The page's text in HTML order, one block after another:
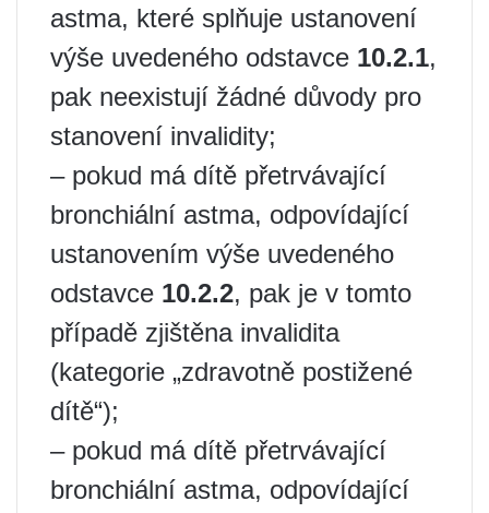
astma, které splňuje ustanovení
výše uvedeného odstavce 10.2.1,
pak neexistují žádné důvody pro
stanovení invalidity;
– pokud má dítě přetrvávající
bronchiální astma, odpovídající
ustanovením výše uvedeného
odstavce 10.2.2, pak je v tomto
případě zjištěna invalidita
(kategorie „zdravotně postižené
dítě“);
– pokud má dítě přetrvávající
bronchiální astma, odpovídající